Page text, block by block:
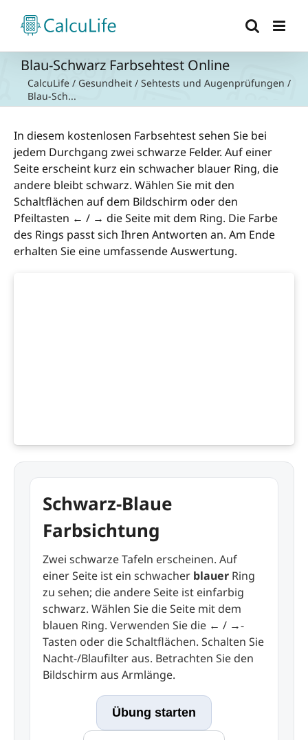
Inhalt
springen
Blau-Schwarz Farbsehtest Online
CalcuLife / Gesundheit / Sehtests und Augenprüfungen /
Blau-Sch...
In diesem kostenlosen Farbsehtest sehen Sie bei
jedem Durchgang zwei schwarze Felder. Auf einer
Seite erscheint kurz ein schwacher blauer Ring, die
andere bleibt schwarz. Wählen Sie mit den
Schaltflächen auf dem Bildschirm oder den
Pfeiltasten ← / → die Seite mit dem Ring. Die Farbe
des Rings passt sich Ihren Antworten an. Am Ende
erhalten Sie eine umfassende Auswertung.
Schwarz-Blaue
Farbsichtung
Zwei schwarze Tafeln erscheinen. Auf
einer Seite ist ein schwacher blauer Ring
zu sehen; die andere Seite ist einfarbig
schwarz. Wählen Sie die Seite mit dem
blauen Ring. Verwenden Sie die ← / →-
Tasten oder die Schaltflächen. Schalten Sie
Nacht-/Blaufilter aus. Betrachten Sie den
Bildschirm aus Armlänge.
Übung starten